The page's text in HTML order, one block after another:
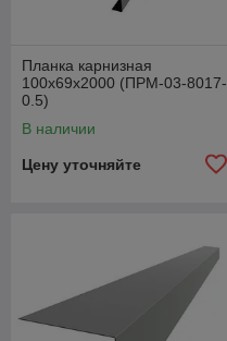
Планка карнизная
100х69х2000 (ПРМ-03-8017-
0.5)
В наличии
Цену уточняйте